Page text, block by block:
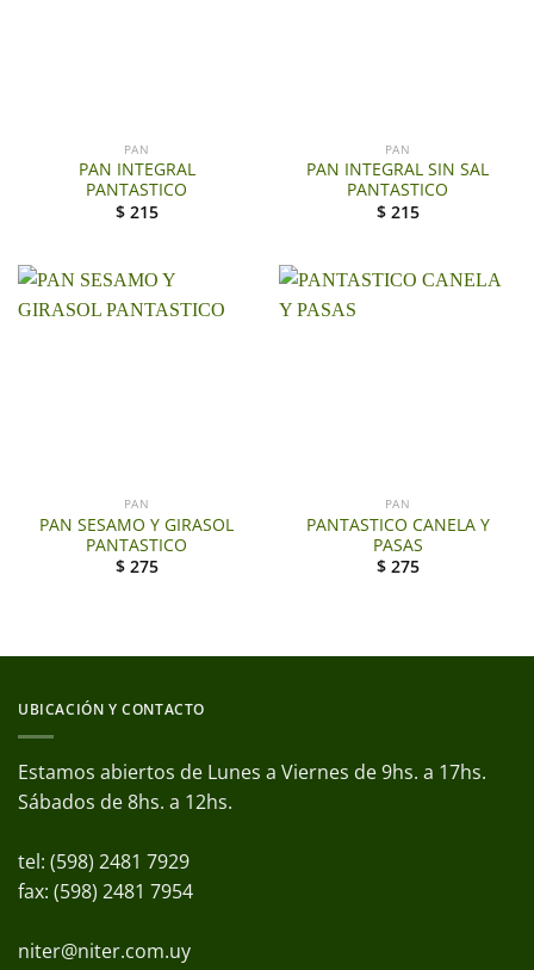
PAN
PAN INTEGRAL
PANTASTICO
$ 215
PAN
PAN INTEGRAL SIN SAL
PANTASTICO
$ 215
PAN
PAN SESAMO Y GIRASOL
PANTASTICO
$ 275
PAN
PANTASTICO CANELA Y
PASAS
$ 275
UBICACIÓN Y CONTACTO
Estamos abiertos de Lunes a Viernes de 9hs. a 17hs.
Sábados de 8hs. a 12hs.
tel: (598) 2481 7929
fax: (598) 2481 7954
niter@niter.com.uy